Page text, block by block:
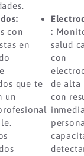
con
en
que te
un
:
salud
con
de alta
con